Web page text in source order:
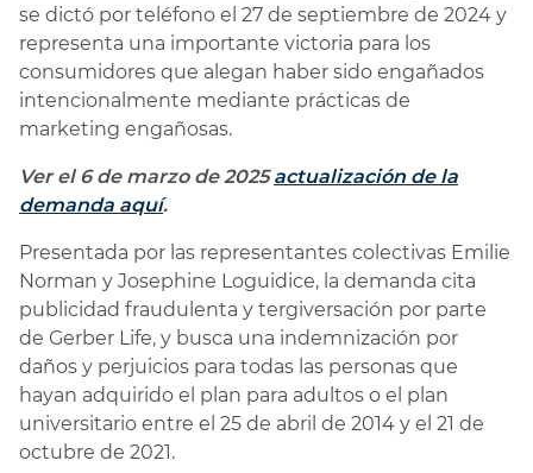
se dictó por teléfono el 27 de septiembre de 2024 y
representa una importante victoria para los
consumidores que alegan haber sido engañados
intencionalmente mediante prácticas de
marketing engañosas.
Ver el 6 de marzo de 2025actualización de la
demanda aquí.
Presentada por las representantes colectivas Emilie
Norman y Josephine Loguidice, la demanda cita
publicidad fraudulenta y tergiversación por parte
de Gerber Life, y busca una indemnización por
daños y perjuicios para todas las personas que
hayan adquirido el plan para adultos o el plan
universitario entre el 25 de abril de 2014 y el 21 de
octubre de 2021.